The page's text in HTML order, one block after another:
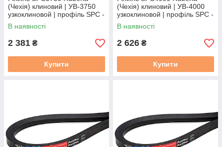
(Чехія) клиновий | УВ-3750
узкоклиновой | профіль SPC -
3750
В наявності
2 381 ₴
Купити
(Чехія) клиновий | УВ-4000
узкоклиновой | профіль SPC -
4000
В наявності
2 626 ₴
Купити